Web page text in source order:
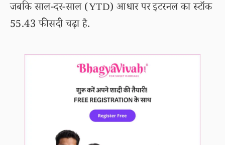
जबकि साल-दर-साल (YTD) आधार पर इटरनल का स्टॉक
55.43 फीसदी चढ़ा है.